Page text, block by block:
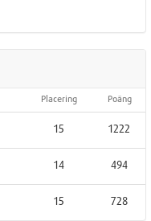
Placering Poäng
15 1222
14 494
15 728